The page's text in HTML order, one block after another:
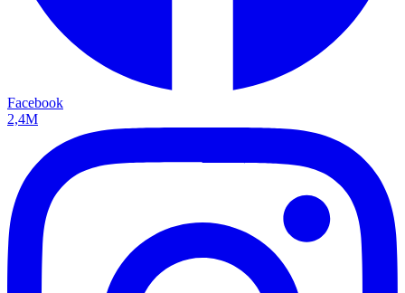
Facebook
2,4M